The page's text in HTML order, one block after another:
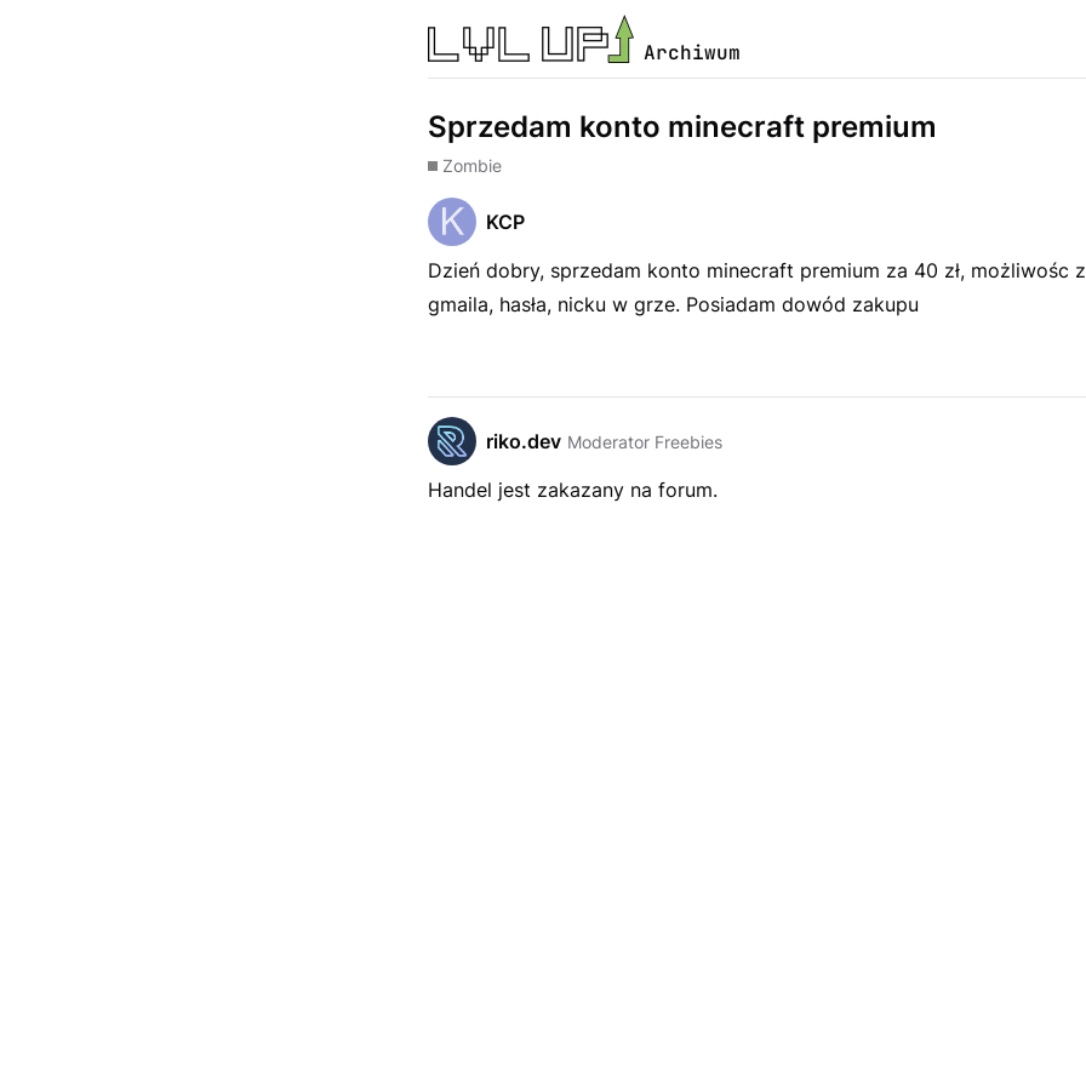
Archiwum
Sprzedam konto minecraft premium
Zombie
KCP
Dzień dobry, sprzedam konto minecraft premium za 40 zł, możliwośc
gmaila, hasła, nicku w grze. Posiadam dowód zakupu
riko.dev Moderator Freebies
Handel jest zakazany na forum.